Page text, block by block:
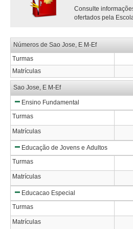
Consulte
ofertados pela
Números de Sao Jose, E M-Ef
Turmas
Matrículas
Sao Jose, E M-Ef
Ensino Fundamental
Turmas
Matrículas
Educação de Jovens e Adultos
Turmas
Matrículas
Educacao Especial
Turmas
Matrículas